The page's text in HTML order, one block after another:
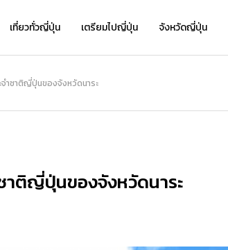
เที่ยวทั่วญี่ปุ่น เตรียมไปญี่ปุ่น จังหวัดญี่ปุ่น
จำชาติญี่ปุ่นของจังหวัดนาระ
าติญี่ปุ่นของจังหวัดนาระ